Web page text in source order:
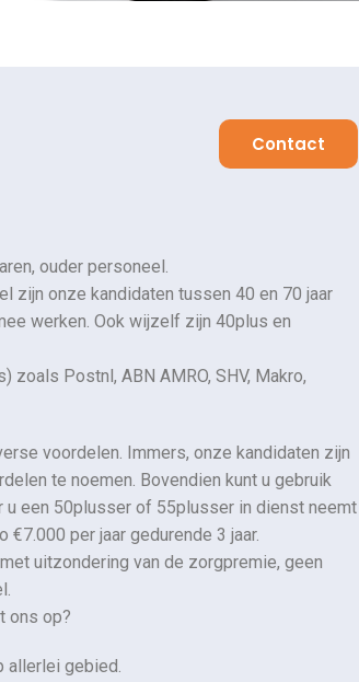
Contact
ouder personeel.
zijn onze kandidaten tussen 40 en 70 jaar
werken. Ook wijzelf zijn 40plus en
Postnl, ABN AMRO, SHV, Makro,
voordelen. Immers, onze kandidaten zijn
te noemen. Bovendien kunt u gebruik
u een 50plusser of 55plusser in dienst neemt
per jaar gedurende 3 jaar.
uitzondering van de zorgpremie, geen
ons op?
allerlei gebied.